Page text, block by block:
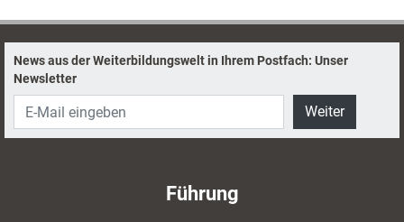
News aus der Weiterbildungswelt in Ihrem Postfach: Unser
Newsletter
Weiter
Führung